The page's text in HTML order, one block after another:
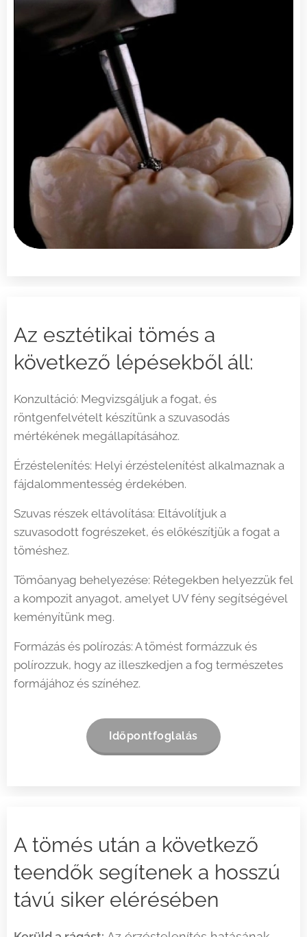
Az esztétikai tömés a
következő lépésekből áll:
Konzultáció: Megvizsgáljuk a fogat, és
röntgenfelvételt készítünk a szuvasodás
mértékének megállapításához.
Érzéstelenítés: Helyi érzéstelenítést alkalmaznak a
fájdalommentesség érdekében.
Szuvas részek eltávolítása: Eltávolítjuk a
szuvasodott fogrészeket, és előkészítjük a fogat a
töméshez.
Tömőanyag behelyezése: Rétegekben helyezzük fel
a kompozit anyagot, amelyet UV fény segítségével
keményítünk meg.
Formázás és polírozás: A tömést formázzuk és
polírozzuk, hogy az illeszkedjen a fog természetes
formájához és színéhez.
Időpontfoglalás
A tömés után a következő
teendők segítenek a hosszú
távú siker elérésében